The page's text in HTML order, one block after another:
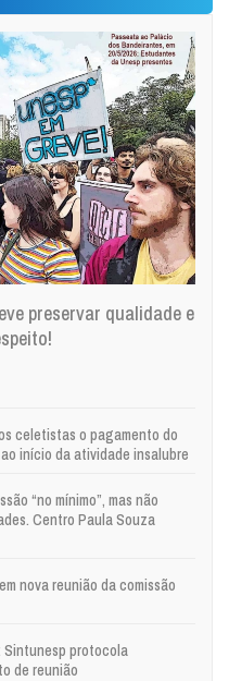
preservar qualidade e
celetistas o pagamento do
início da atividade insalubre
“no mínimo”, mas não
Centro Paula Souza
nova reunião da comissão
Sintunesp protocola
de reunião